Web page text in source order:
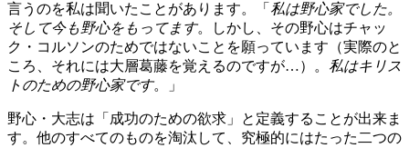
言うのを私は聞いたことがあります。「 私は野心家でした。
そして今も野心をもってます。しかし、その野心はチャッ
ク・コルソンのためではないことを願っています（実際のと
ころ、それには大層葛藤を覚えるのですが…）。 私はキリス
トのための野心家です。」
野心・大志は「成功のための欲求」と定義することが出来ま
す。他のすべてのものを淘汰して、究極的にはたった二つの